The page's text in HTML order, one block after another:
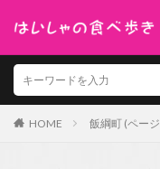
HOME 飯綱町 (ペー